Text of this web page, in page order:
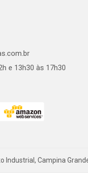
e 13h30 às 17h30
Campina